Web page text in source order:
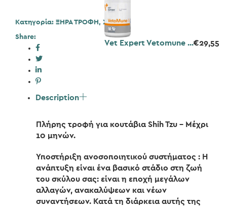
Vet Expert Vetomune ...€29,55
Κατηγορία: ΞΗΡΑ ΤΡΟΦΗ , Σκύλος
Share:
Description
Πλήρης τροφή για κουτάβια Shih Tzu – Μέχρι
10 μηνών.
Υποστήριξη ανοσοποιητικού συστήματος : Η
ανάπτυξη είναι ένα βασικό στάδιο στη ζωή
του σκύλου σας: είναι η εποχή μεγάλων
αλλαγών, ανακαλύψεων και νέων
συναντήσεων. Κατά τη διάρκεια αυτής της